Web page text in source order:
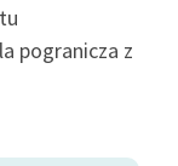
pogranicza z